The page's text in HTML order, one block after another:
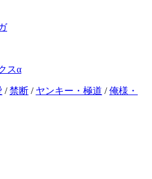
スα
/禁断 / ヤンキー・極道 /俺様・